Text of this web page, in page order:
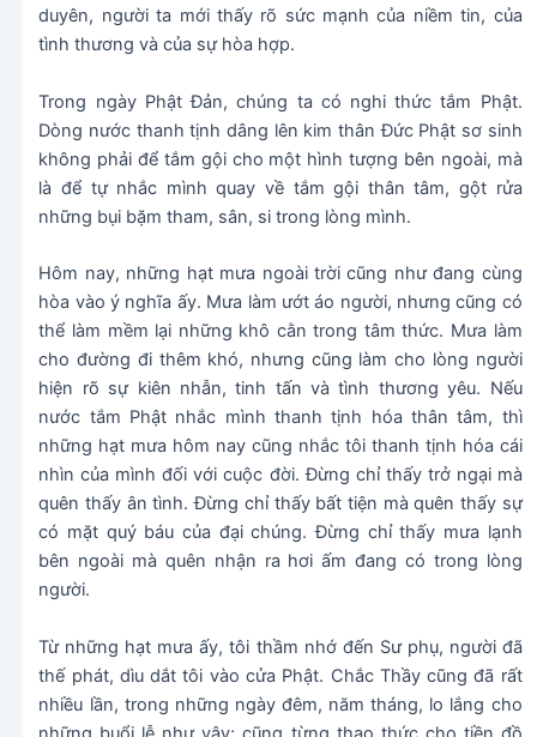
duyên, người ta mới thấy rõ sức mạnh của niềm tin, của
tình thương và của sự hòa hợp.
Trong ngày Phật Đản, chúng ta có nghi thức tắm Phật.
Dòng nước thanh tịnh dâng lên kim thân Đức Phật sơ sinh
không phải để tắm gội cho một hình tượng bên ngoài, mà
là để tự nhắc mình quay về tắm gội thân tâm, gột rửa
những bụi bặm tham, sân, si trong lòng mình.
Hôm nay, những hạt mưa ngoài trời cũng như đang cùng
hòa vào ý nghĩa ấy. Mưa làm ướt áo người, nhưng cũng có
thể làm mềm lại những khô cằn trong tâm thức. Mưa làm
cho đường đi thêm khó, nhưng cũng làm cho lòng người
hiện rõ sự kiên nhẫn, tinh tấn và tình thương yêu. Nếu
nước tắm Phật nhắc mình thanh tịnh hóa thân tâm, thì
những hạt mưa hôm nay cũng nhắc tôi thanh tịnh hóa cái
nhìn của mình đối với cuộc đời. Đừng chỉ thấy trở ngại mà
quên thấy ân tình. Đừng chỉ thấy bất tiện mà quên thấy sự
có mặt quý báu của đại chúng. Đừng chỉ thấy mưa lạnh
bên ngoài mà quên nhận ra hơi ấm đang có trong lòng
người.
Từ những hạt mưa ấy, tôi thầm nhớ đến Sư phụ, người đã
thế phát, dìu dắt tôi vào cửa Phật. Chắc Thầy cũng đã rất
nhiều lần, trong những ngày đêm, năm tháng, lo lắng cho